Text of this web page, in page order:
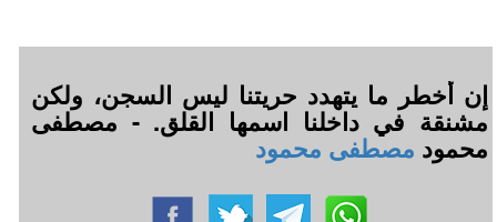
إن أخطر ما يتهدد حريتنا ليس السجن، ولكن
مشنقة في داخلنا اسمها القلق. - مصطفى
محمود مصطفى محمود